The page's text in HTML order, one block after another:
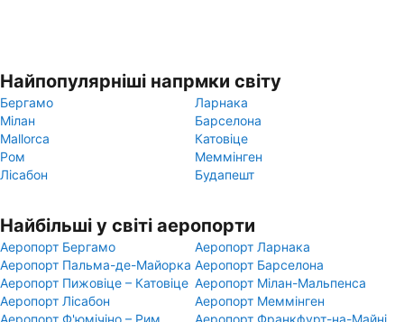
Найпопулярніші напрмки світу
Бергамо
Ларнака
Мілан
Барселона
Mallorca
Катовіце
Ром
Меммінген
Лісабон
Будапешт
Найбільші у світі аеропорти
Аеропорт Бергамо
Аеропорт Ларнака
Аеропорт Пальма-де-Майорка Аеропорт Барселона
Аеропорт Пижовіце – Катовіце Аеропорт Мілан-Мальпенса
Аеропорт Лісабон
Аеропорт Меммінген
Аеропорт Ф'юмічіно – Рим
Аеропорт Франкфурт-на-Майні